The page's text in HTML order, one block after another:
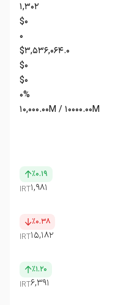
۱,۳۰۲
$۰
۰
$۳,۵۳۶,۰۶۴.۰
$۰
$۰
۰%
۱۰,۰۰۰.۰۰M / ۱۰۰۰۰.۰۰M
٪۰.۱۹
۱,۹۸۱IRT
٪۰.۳۸
۱۵,۱۸۲IRT
٪۱.۲۰
۶,۳۹۱IRT